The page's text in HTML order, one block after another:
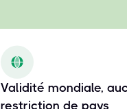
Validité mondiale,
restriction de pays